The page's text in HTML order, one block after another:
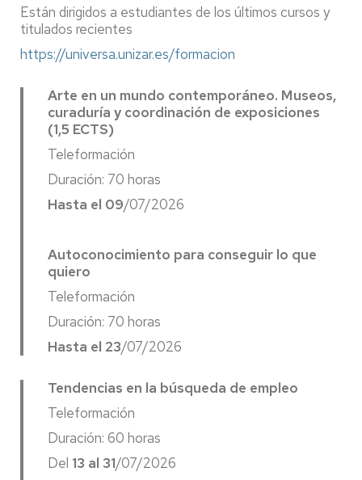
Están dirigidos a estudiantes de los últimos cursos y
titulados recientes
https://universa.unizar.es/formacion
Arte en un mundo contemporáneo. Museos,
curaduría y coordinación de exposiciones
(1,5 ECTS)
Teleformación
Duración: 70 horas
Hasta el 09/07/2026
Autoconocimiento para conseguir lo que
quiero
Teleformación
Duración: 70 horas
Hasta el 23/07/2026
Tendencias en la búsqueda de empleo
Teleformación
Duración: 60 horas
Del 13 al 31/07/2026